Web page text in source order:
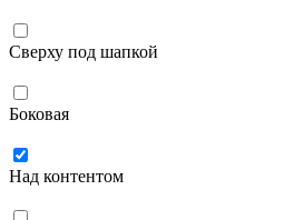
Сверху под шапкой
Боковая
Над контентом